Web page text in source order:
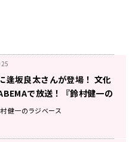
逢坂良太さんが登場！ 文化
で放送！『鈴村健一の
ス』#190
健一のラジベース